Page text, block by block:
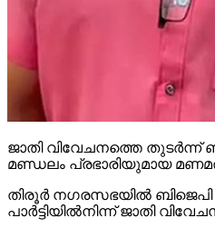
ജാതി വിവേചനത്തെ തുടര്‍ന്ന്
മണ്ഡലം പ്രഭാരിയുമായ
തിരൂര്‍ നഗരസഭയില്‍ ബിജെപി
പാര്‍ട്ടിയില്‍നിന്ന് ജാതി